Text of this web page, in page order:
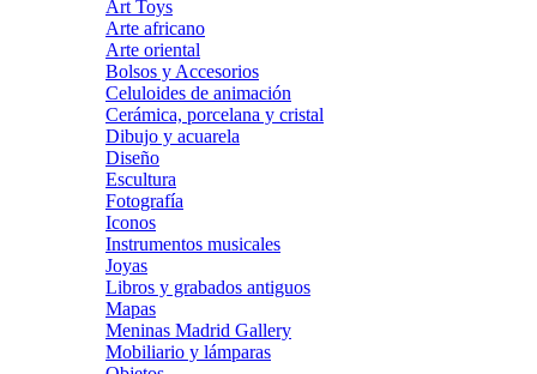
Art Toys
Arte africano
Arte oriental
Bolsos y Accesorios
Celuloides de animación
Cerámica, porcelana y cristal
Dibujo y acuarela
Diseño
Escultura
Fotografía
Iconos
Instrumentos musicales
Joyas
Libros y grabados antiguos
Mapas
Meninas Madrid Gallery
Mobiliario y lámparas